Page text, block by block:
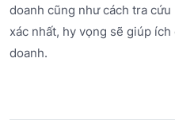
doanh cũng như cách tra
xác nhất, hy vọng sẽ giúp
doanh.